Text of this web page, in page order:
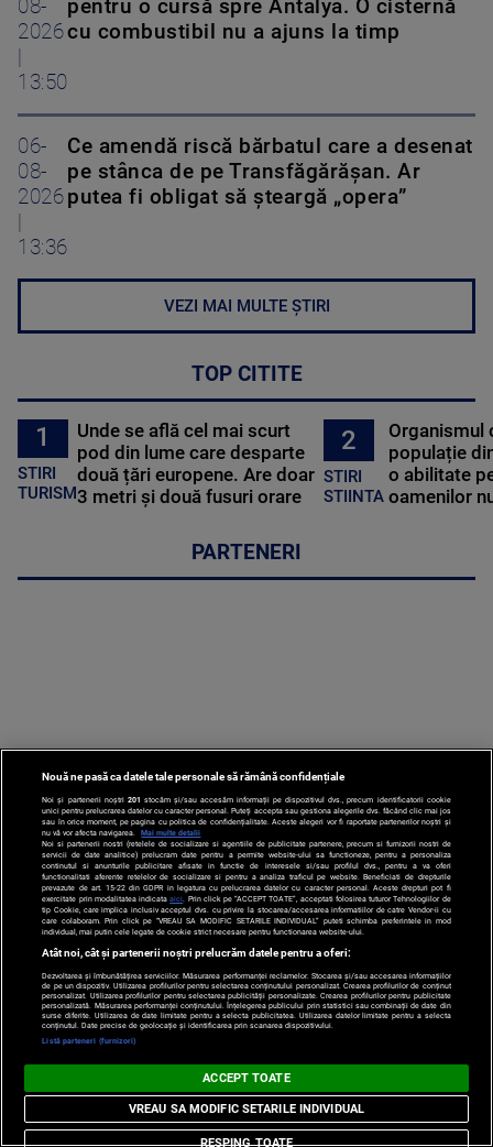
08-
2026
13:50
pentru o cursă spre Antalya. O cisternă
cu combustibil nu a ajuns la timp
06-
08-
2026
13:36
Ce amendă riscă bărbatul care a desenat
pe stânca de pe Transfăgărășan. Ar
putea fi obligat să șteargă „opera”
VEZI MAI MULTE ȘTIRI
TOP CITITE
1
STIRI
TURISM
Unde se află cel mai scurt
pod din lume care desparte
două țări europene. Are doar
3 metri și două fusuri orare
2
STIRI
STIINTA
Organismul
populație
o abilitate
oamenilor
PARTENERI
VIDEO VOYO
Doctor de
bine
Nouă ne pasă ca datele tale personale să rămână confidențiale
Noi și partenerii noștri 201 stocăm și/sau accesăm informații pe dispozitivul dvs., precum identificatorii cookie
unici pentru prelucrarea datelor cu caracter personal. Puteți accepta sau gestiona alegerile dvs. făcând clic mai jos
sau în orice moment, pe pagina cu politica de confidențialitate. Aceste alegeri vor fi raportate partenerilor noștri și
nu vă vor afecta navigarea.
Mai multe detalii
Noi si partenerii nostri (retelele de socializare si agentiile de publicitate partenere, precum si furnizorii nostri de
servicii de date analitice) prelucram date pentru a permite website-ului sa functioneze, pentru a personaliza
continutul si anunturile publicitare afisate in functie de interesele si/sau profilul dvs., pentru a va oferi
functionalitati aferente retelelor de socializare si pentru a analiza traficul pe website. Beneficiati de drepturile
prevazute de art. 15-22 din GDPR in legatura cu prelucrarea datelor cu caracter personal. Aceste drepturi pot fi
exercitate prin modalitatea indicataaici . Prin click pe “ACCEPT TOATE”, acceptati folosirea tuturor Tehnologiilor de
tip Cookie, care implica inclusiv acceptul dvs. cu privire la stocarea/accesarea informatiilor de catre Vendor-ii cu
care colaboram. Prin click pe “VREAU SA MODIFIC SETARILE INDIVIDUAL” puteti schimba preferintele in mod
individual, mai putin cele legate de cookie strict necesare pentru functionarea website-ului.
Atât noi, cât și partenerii noștri prelucrăm datele pentru a oferi:
Dezvoltarea și îmbunătățirea serviciilor. Măsurarea performanței reclamelor. Stocarea și/sau accesarea informațiilor
de pe un dispozitiv. Utilizarea profilurilor pentru selectarea conținutului personalizat. Crearea profilurilor de conținut
personalizat. Utilizarea profilurilor pentru selectarea publicității personalizate. Crearea profilurilor pentru publicitate
personalizată. Măsurarea performanței conținutului. Înțelegerea publicului prin statistici sau combinații de date din
surse diferite. Utilizarea de date limitate pentru a selecta publicitatea. Utilizarea datelor limitate pentru a selecta
conținutul. Date precise de geolocație și identificarea prin scanarea dispozitivului.
Listă parteneri (furnizori)
ACCEPT TOATE
RESPING TOATE
VREAU SA MODIFIC SETARILE INDIVIDUAL